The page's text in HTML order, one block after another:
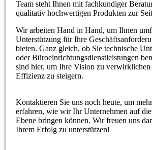
Team steht Ihnen mit fachkundiger
qualitativ hochwertigen Produkten zur
Wir arbeiten Hand in Hand, um Ihnen
Unterstützung für Ihre
bieten. Ganz gleich, ob Sie technische
oder Büroeinrichtungsdienstleistungen
sind hier, um Ihre Vision zu
Effizienz zu steigern.
Kontaktieren Sie uns noch heute, um
erfahren, wie wir Ihr Unternehmen auf die
Ebene bringen können. Wir freuen uns
Ihrem Erfolg zu unterstützen!